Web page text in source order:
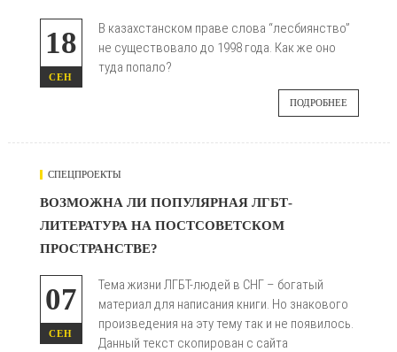
18
СЕН
В казахстанском праве слова “лесбиянство”
не существовало до 1998 года. Как же оно
туда попало?
ПОДРОБНЕЕ
794

СПЕЦПРОЕКТЫ
ВОЗМОЖНА ЛИ ПОПУЛЯРНАЯ ЛГБТ-
ЛИТЕРАТУРА НА ПОСТСОВЕТСКОМ
ПРОСТРАНСТВЕ?
07
СЕН
Тема жизни ЛГБТ-людей в СНГ – богатый
материал для написания книги. Но знакового
произведения на эту тему так и не появилось.
Данный текст скопирован с сайта